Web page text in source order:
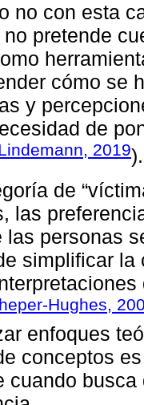
no con esta
pretende
cómo se
y
de
2019).
de
las
las personas
simplificar
Hughes,
enfoques
conceptos
cuando